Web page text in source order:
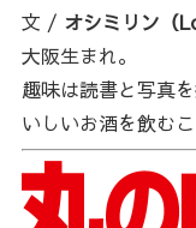
文 / オシミリン（
大阪生まれ。
趣味は読書と写真
いしいお酒を飲むこ